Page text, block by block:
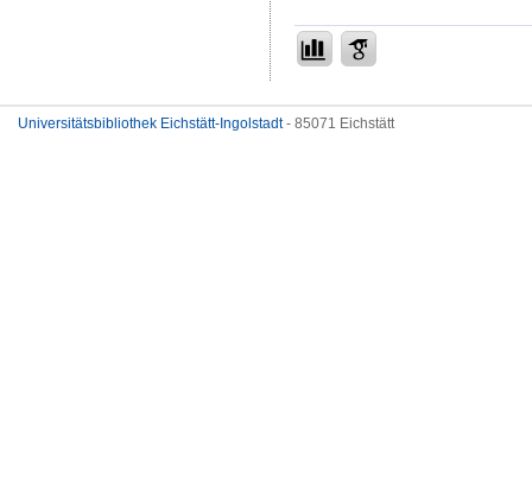
Universitätsbibliothek Eichstätt-Ingolstadt- 85071 Eichstätt